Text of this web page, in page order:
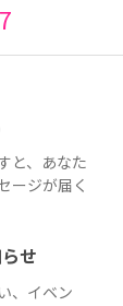
と、あなた
ージが届く
せ
、イベン